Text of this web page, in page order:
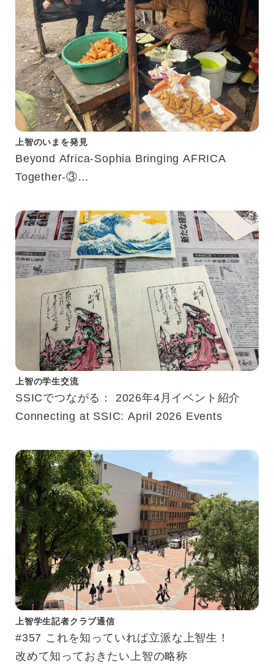
上智のいまを発見
Beyond Africa-Sophia Bringing AFRICA
Together-③
上智の学生交流
SSICでつながる： 2026年4月イベント紹介
Connecting at SSIC: April 2026 Events
上智学生記者クラブ通信
#357 これを知っていれば立派な上智生！
改めて知っておきたい上智の略称